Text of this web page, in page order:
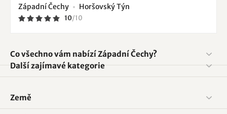
Západní Čechy Horšovský Týn
10/10
Co všechno vám nabízí Západní Čechy?
Další zajímavé kategorie
Země